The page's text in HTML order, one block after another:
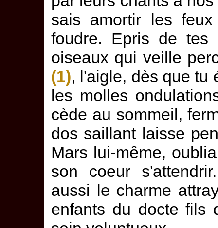
sais amortir les
foudre. Epris de tes
oiseaux qui veille
(1), l'aigle, dès que tu
les molles
cède au sommeil,
dos saillant laisse
Mars lui-même,
son coeur
aussi le charme
enfants du docte fils